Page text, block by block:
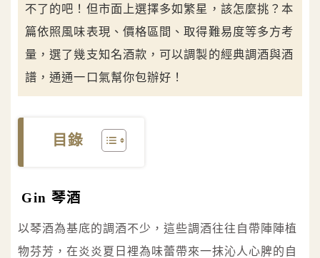
不了的吧！但市面上選擇多如繁星，該怎麼挑？本
篇依照風味表現、價格區間、取得難易度等多方考
量，選了幾支知名酒款，可以調製的經典調酒與酒
譜，通通一口氣幫你包辦好！
目錄
Gin 琴酒
以琴酒為基底的調酒不少，這些調酒往往自帶陣陣植
物芬芳，在炎炎夏日裡為味蕾帶來一抹沁人心脾的自